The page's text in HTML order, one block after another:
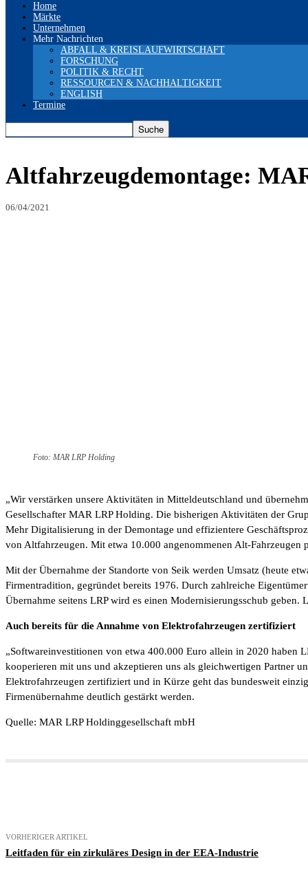
Home
Märkte
Unternehmen
Mehr Nachrichten
ABFALL & KREISLAUFWIRTSCHAFT
FORSCHUNG
POLITIK & RECHT
RESSOURCEN & NACHHALTIGKEIT
ENGLISH
Termine
Altfahrzeugdemontage:
06/04/2021
Foto: MAR LRP Holding
„Wir verstärken unsere Aktivitäten in Mitteldeutschland und
Gesellschafter MAR LRP Holding. Die bisherigen Aktivitäten der
Mehr Digitalisierung in der Demontage und effizientere
von Altfahrzeugen. Mit etwa 10.000 angenommenen Alt-Fahrzeugen
Mit der Übernahme der Standorte von Seik werden Umsatz (heute
Firmentradition, gegründet bereits 1976. Durch zahlreiche
Übernahme seitens LRP wird es einen Modernisierungsschub
Auch bereits für die Annahme von Elektrofahrzeugen zertifiziert
„Softwareinvestitionen von etwa 400.000 Euro allein in 2020 haben
kooperieren mit uns und akzeptieren uns als gleichwertigen Partner
Elektrofahrzeugen zertifiziert und in Kürze geht das bundesweit
Firmenübernahme deutlich gestärkt werden.
Quelle: MAR LRP Holdinggesellschaft mbH
VORHERIGER ARTIKEL
Leitfaden für ein zirkuläres Design in der EEA-Industrie